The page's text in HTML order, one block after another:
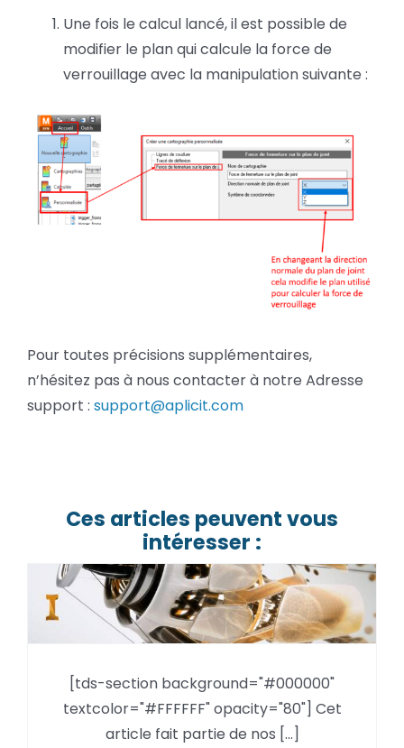
Une fois le calcul lancé, il est possible de
modifier le plan qui calcule la force de
verrouillage avec la manipulation suivante :
Pour toutes précisions supplémentaires,
n’hésitez pas à nous contacter à notre Adresse
support : support@aplicit.com
Ces articles peuvent vous
intéresser :
Problème import fichiers
fichiers n’ont pas pu être
importés dans Showcase 2014
sous Windows 8.1
[tds-section background="#000000"
textcolor="#FFFFFF" opacity="80"] Cet
article fait partie de nos [...]